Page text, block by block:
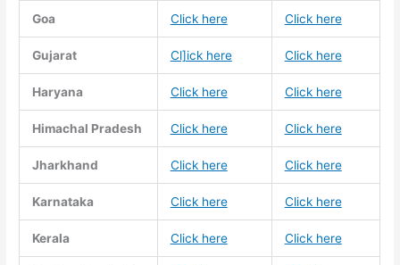
Goa Click here Click here
Gujarat Cl]ick here Click here
Haryana Click here Click here
Himachal Pradesh Click here Click here
Jharkhand Click here Click here
Karnataka Click here Click here
Kerala Click here Click here